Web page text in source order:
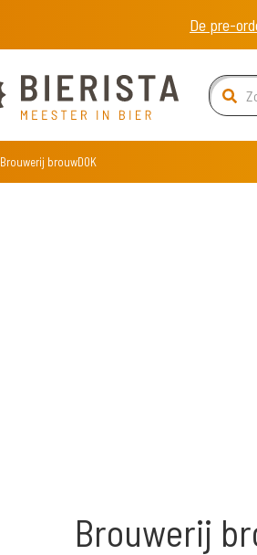
De pre-
Brouwerij brouwDOK
Brouwerij